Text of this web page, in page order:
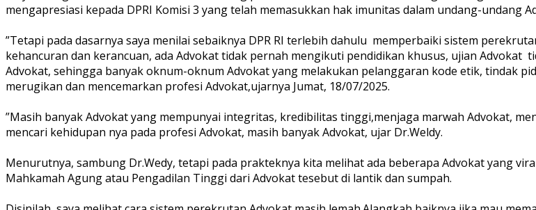
mengapresiasi kepada DPRI Komisi 3 yang telah memasukkan hak imunitas dalam undang-undang
‎”Tetapi pada dasarnya saya menilai sebaiknya DPR RI terlebih dahulu memperbaiki sistem
kehancuran dan kerancuan, ada Advokat tidak pernah mengikuti pendidikan khusus, ujian
Advokat, sehingga banyak oknum-oknum Advokat yang melakukan pelanggaran kode etik, tindak
merugikan dan mencemarkan profesi Advokat,ujarnya Jumat, 18/07/2025.
‎”Masih banyak Advokat yang mempunyai integritas, kredibilitas tinggi,menjaga marwah Advokat,
mencari kehidupan nya pada profesi Advokat, masih banyak Advokat, ujar Dr.Weldy.
‎Menurutnya, sambung Dr.Wedy, tetapi pada prakteknya kita melihat ada beberapa Advokat yang
Mahkamah Agung atau Pengadilan Tinggi dari Advokat tesebut di lantik dan sumpah.